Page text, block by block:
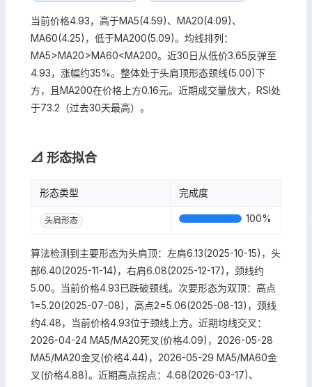
当前价格4.93，高于MA5(4.59)、MA20(4.09)、
MA60(4.25)，低于MA200(5.09)。均线排列：
MA5>MA20>MA60<MA200。近30日从低价3.65反弹至
4.93，涨幅约35%。整体处于头肩顶形态颈线(5.00)下
方，且MA200在价格上方0.16元。近期成交量放大，RSI处
于73.2（过去30天最高）。
📐 形态拟合
形态类型 完成度
头肩形态 100%
算法检测到主要形态为头肩顶：左肩6.13(2025-10-15)，头
部6.40(2025-11-14)，右肩6.08(2025-12-17)，颈线约
5.00。当前价格4.93已跌破颈线。次要形态为双顶：高点
1=5.20(2025-07-08)，高点2=5.06(2025-08-13)，颈线
约4.48，当前价格4.93位于颈线上方。近期均线交叉：
2026-04-24 MA5/MA20死叉(价格4.09)，2026-05-28
MA5/MA20金叉(价格4.44)，2026-05-29 MA5/MA60金
叉(价格4.88)。近期高点拐点：4.68(2026-03-17)、